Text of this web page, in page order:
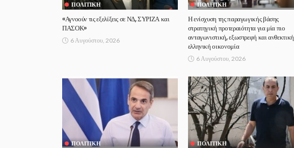
ΠΟΛΙΤΙΚΉ
«Αγνοούν τις εξελίξεις σε ΝΔ, ΣΥΡΙΖΑ και
ΠΑΣΟΚ»
6 Αυγούστου, 2026
ΠΟΛΙΤΙΚΉ
Η ενίσχυση της παραγωγικής βάσης
στρατηγική προτεραιότητα για μία πιο
ανταγωνιστική, εξωστρεφή και ανθεκτική
ελληνική οικονομία
6 Αυγούστου, 2026
ΠΟΛΙΤΙΚΉ ΠΟΛΙΤΙΚΉ